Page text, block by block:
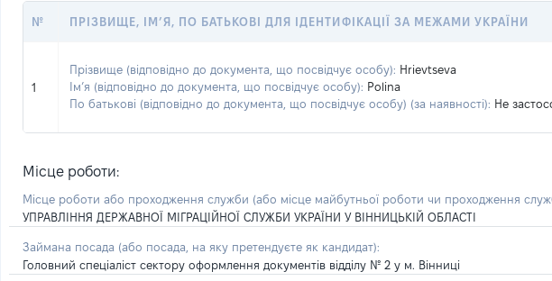
№ ПРІЗВИЩЕ, ІМ’Я, ПО БАТЬКОВІ ДЛЯ ІДЕНТИФІКАЦІЇ ЗА МЕЖАМИ УКРАЇНИ
1
Прізвище (відповідно до документа, що посвідчує особу): Hrievtseva
Ім’я (відповідно до документа, що посвідчує особу): Polina
По батькові (відповідно до документа, що посвідчує особу) (за наявності): Не
Місце роботи:
Місце роботи або проходження служби (або місце майбутньої роботи чи проходження
УПРАВЛІННЯ ДЕРЖАВНОЇ МІГРАЦІЙНОЇ СЛУЖБИ УКРАЇНИ У ВІННИЦЬКІЙ ОБЛАСТІ
Займана посада (або посада, на яку претендуєте як кандидат):
Головний спеціаліст сектору оформлення документів відділу № 2 у м. Вінниці